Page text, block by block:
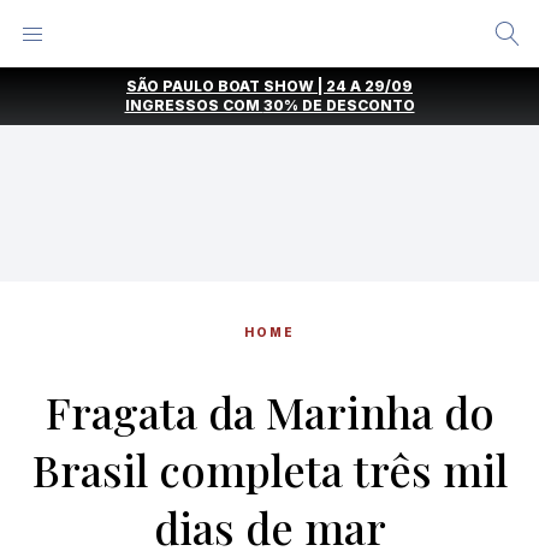
SÃO PAULO BOAT SHOW | 24 A 29/09
INGRESSOS COM 30% DE DESCONTO
HOME
Fragata da Marinha do
Brasil completa três mil
dias de mar